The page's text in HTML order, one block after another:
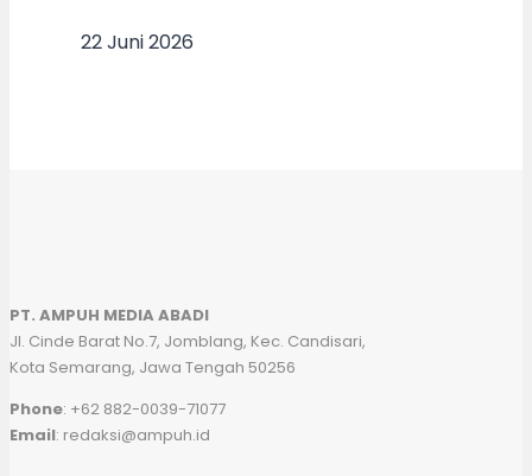
22 Juni 2026
PT. AMPUH MEDIA ABADI
Jl. Cinde Barat No.7, Jomblang, Kec. Candisari,
Kota Semarang, Jawa Tengah 50256
Phone: +62 882-0039-71077
Email: redaksi@ampuh.id